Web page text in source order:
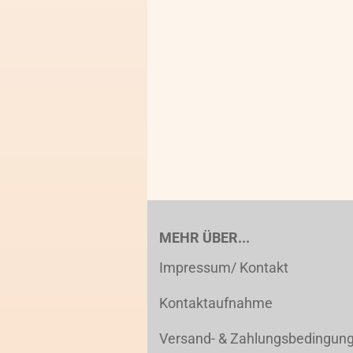
MEHR ÜBER...
Impressum/ Kontakt
Kontaktaufnahme
Versand- &